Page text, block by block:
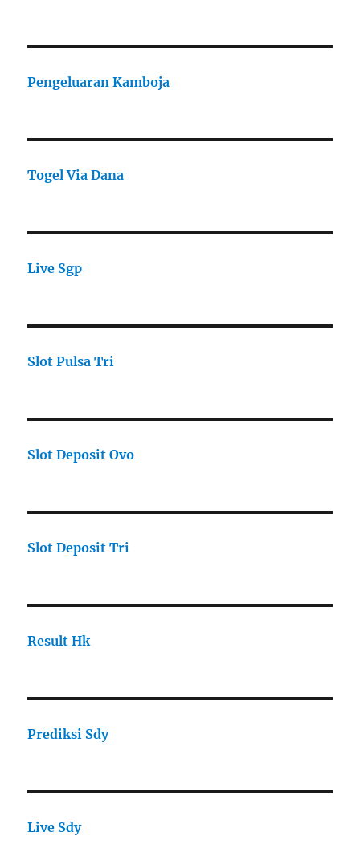
Pengeluaran Kamboja
Togel Via Dana
Live Sgp
Slot Pulsa Tri
Slot Deposit Ovo
Slot Deposit Tri
Result Hk
Prediksi Sdy
Live Sdy